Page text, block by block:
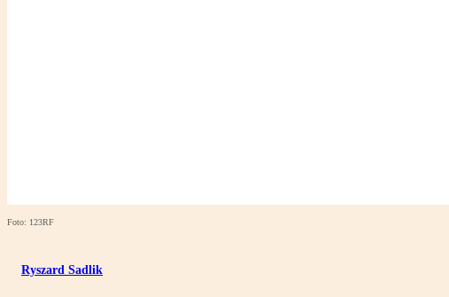
Foto: 123RF
Ryszard Sadlik